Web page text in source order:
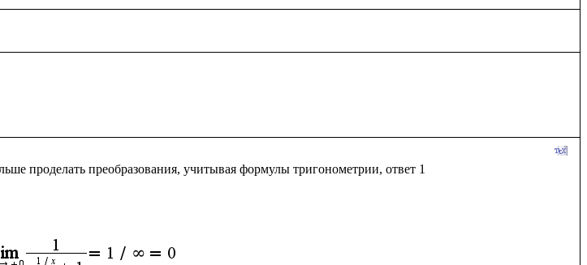
проделать преобразования, учитывая формулы тригонометрии, ответ 1